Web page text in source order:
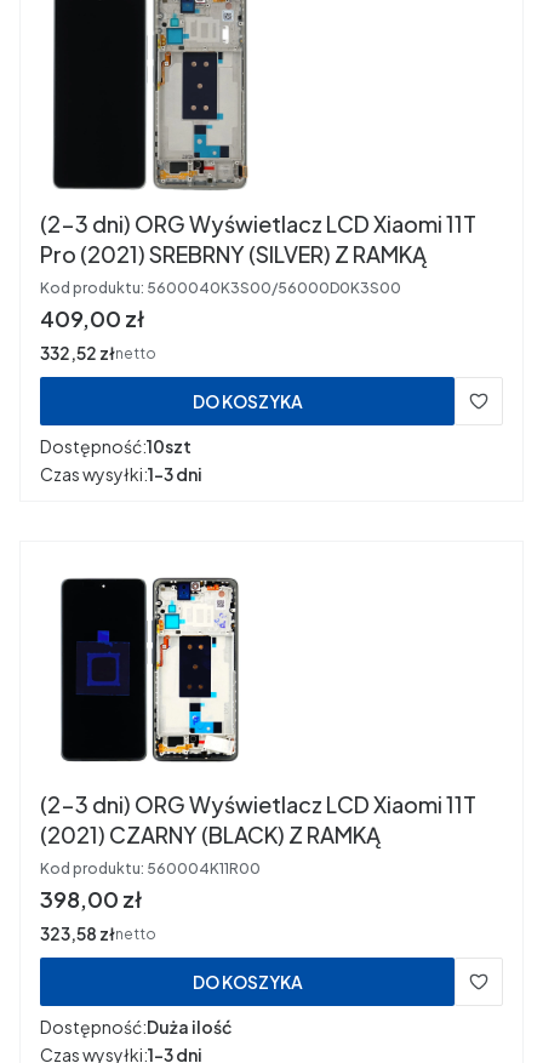
(2-3 dni) ORG Wyświetlacz LCD Xiaomi 11T
Pro (2021) SREBRNY (SILVER) Z RAMKĄ
Kod produktu: 5600040K3S00/56000D0K3S00
Cena
409,00 zł
Cena
332,52 złnetto
DO KOSZYKA
Dostępność:10szt
Czas wysyłki:1-3 dni
(2-3 dni) ORG Wyświetlacz LCD Xiaomi 11T
(2021) CZARNY (BLACK) Z RAMKĄ
Kod produktu: 560004K11R00
Cena
398,00 zł
Cena
323,58 złnetto
DO KOSZYKA
Dostępność:Duża ilość
Czas wysyłki:1-3 dni